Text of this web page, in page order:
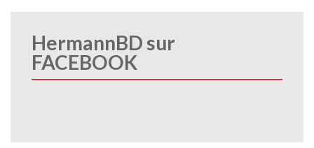
HermannBD sur
FACEBOOK